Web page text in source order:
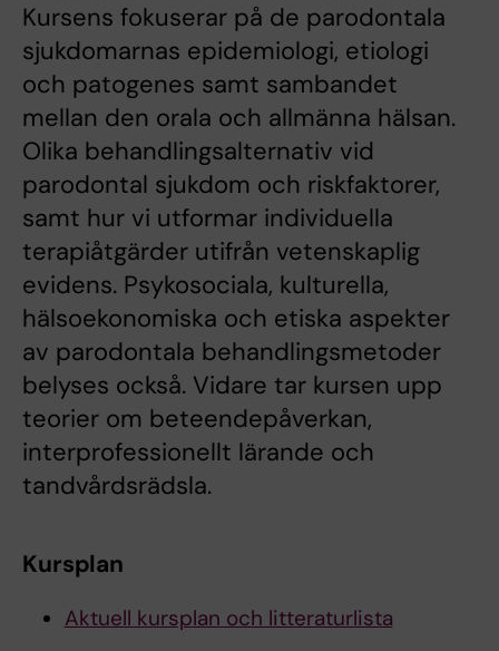
Kursens fokuserar på de parodontala
sjukdomarnas epidemiologi, etiologi
och patogenes samt sambandet
mellan den orala och allmänna hälsan.
Olika behandlingsalternativ vid
parodontal sjukdom och riskfaktorer,
samt hur vi utformar individuella
terapiåtgärder utifrån vetenskaplig
evidens. Psykosociala, kulturella,
hälsoekonomiska och etiska aspekter
av parodontala behandlingsmetoder
belyses också. Vidare tar kursen upp
teorier om beteendepåverkan,
interprofessionellt lärande och
tandvårdsrädsla.
Kursplan
Aktuell kursplan och litteraturlista